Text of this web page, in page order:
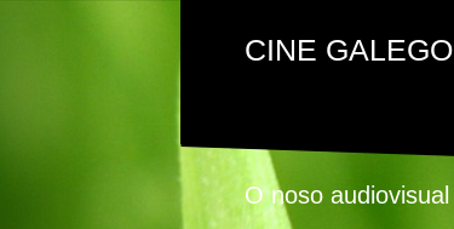
CINE GALEGO
O noso audiovisual